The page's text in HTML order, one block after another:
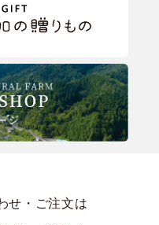
せ・ご注文は